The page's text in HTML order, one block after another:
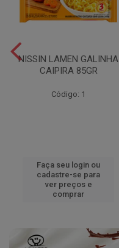
NISSIN LAMEN GALINHA
CAIPIRA 85GR
Código: 1
Faça seu login ou
cadastre-se para
ver preços e
comprar